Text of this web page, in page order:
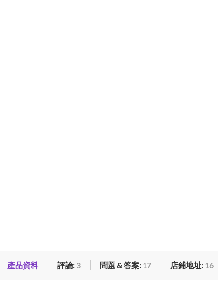
產品資料 評論: 3 問題 & 答案: 17 店鋪地址: 16